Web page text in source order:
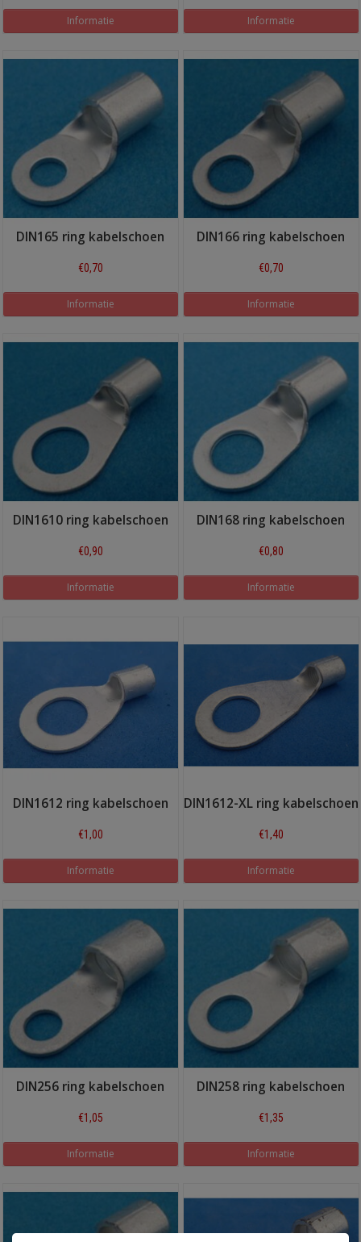
Informatie Informatie
DIN165 ring kabelschoen
€0,70
Informatie
DIN166 ring kabelschoen
€0,70
Informatie
DIN1610 ring kabelschoen
€0,90
Informatie
DIN168 ring kabelschoen
€0,80
Informatie
DIN1612 ring kabelschoen
€1,00
Informatie
DIN1612-XL ring kabelschoen
€1,40
Informatie
DIN256 ring kabelschoen
€1,05
Informatie
DIN258 ring kabelschoen
€1,35
Informatie